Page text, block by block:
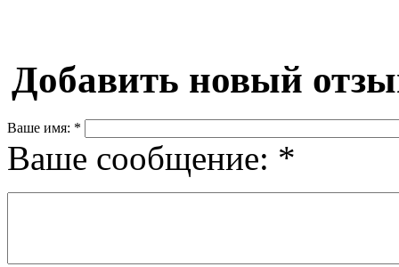
Добавить новый
Ваше имя: *
Ваше сообщение: *